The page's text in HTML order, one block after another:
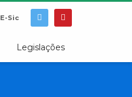
E-Sic
Legislações